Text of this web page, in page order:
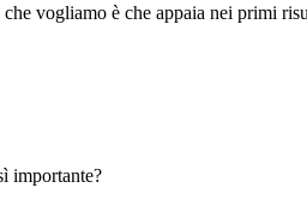
vogliamo è che appaia nei primi